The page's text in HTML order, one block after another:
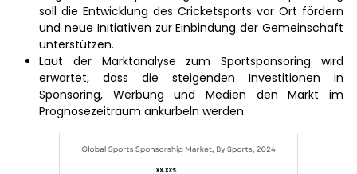
soll die Entwicklung des Cricketsports vor Ort fördern
und neue Initiativen zur Einbindung der Gemeinschaft
unterstützen.
Laut der Marktanalyse zum Sportsponsoring wird
erwartet, dass die steigenden Investitionen in
Sponsoring, Werbung und Medien den Markt im
Prognosezeitraum ankurbeln werden.